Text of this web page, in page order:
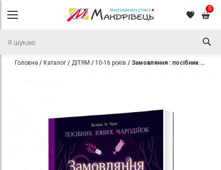
0
Головна Каталог ДІТЯМ 10-16 років Замовляння : посібник юних чародійок